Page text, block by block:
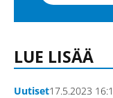
LUE LISÄÄ
Uutiset17.5.2023